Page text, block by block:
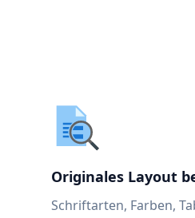
Originales Layout
Schriftarten, Farben,